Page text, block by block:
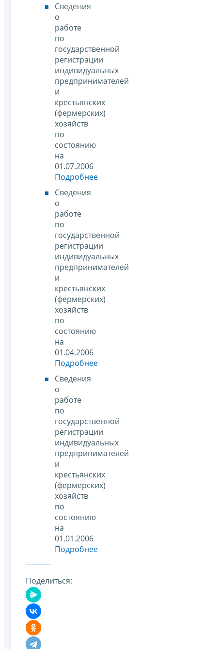
Сведения
о
работе
по
государственной
регистрации
индивидуальных
предпринимателей
и
крестьянских
(фермерских)
хозяйств
по
состоянию
на
01.07.2006
Подробнее
Сведения
о
работе
по
государственной
регистрации
индивидуальных
предпринимателей
и
крестьянских
(фермерских)
хозяйств
по
состоянию
на
01.04.2006
Подробнее
Сведения
о
работе
по
государственной
регистрации
индивидуальных
предпринимателей
и
крестьянских
(фермерских)
хозяйств
по
состоянию
на
01.01.2006
Подробнее
Поделиться: